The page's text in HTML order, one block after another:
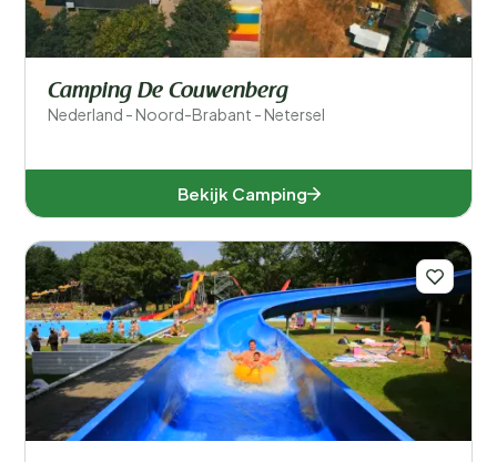
Camping De Couwenberg
Nederland - Noord-Brabant - Netersel
Bekijk Camping